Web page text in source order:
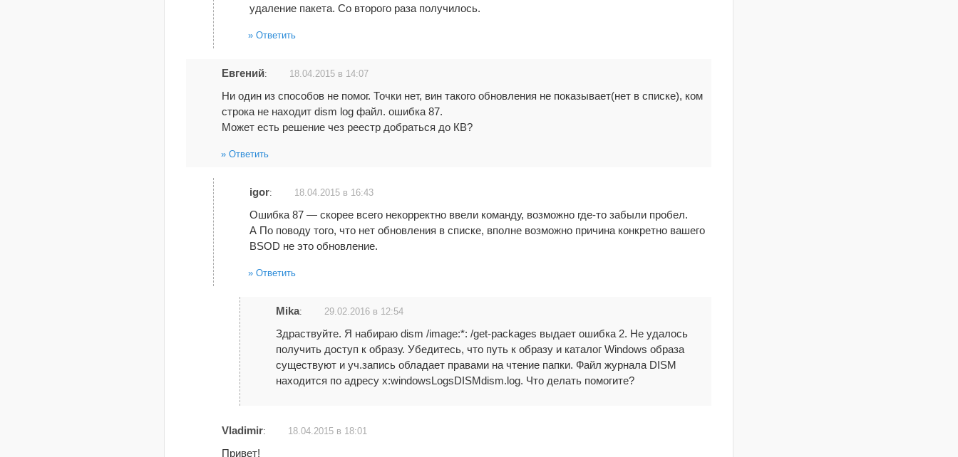
удаление пакета. Со второго раза получилось.
Ответить
Евгений: 18.04.2015 в 14:07
Ни один из способов не помог. Точки нет, вин такого обновления не показывает(нет в списке), ком
строка не находит dism log файл. ошибка 87.
Может есть решение чез реестр добраться до КВ?
Ответить
igor: 18.04.2015 в 16:43
Ошибка 87 — скорее всего некорректно ввели команду, возможно где-то забыли пробел.
А По поводу того, что нет обновления в списке, вполне возможно причина конкретно вашего
BSOD не это обновление.
Ответить
Mika: 29.02.2016 в 12:54
Здраствуйте. Я набираю dism /image:*: /get-packages выдает ошибка 2. Не удалось
получить доступ к образу. Убедитесь, что путь к образу и каталог Windows образа
существуют и уч.запись обладает правами на чтение папки. Файл журнала DISM
находится по адресу x:windowsLogsDISMdism.log. Что делать помогите?
Vladimir: 18.04.2015 в 18:01
Привет!